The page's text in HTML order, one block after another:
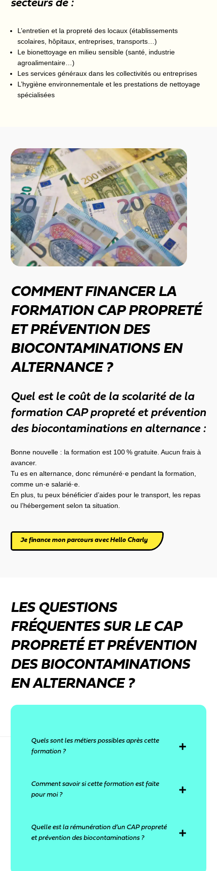
secteurs de :
L’entretien et la propreté des locaux (établissements
scolaires, hôpitaux, entreprises, transports…)
Le bionettoyage en milieu sensible (santé, industrie
agroalimentaire…)
Les services généraux dans les collectivités ou entreprises
L’hygiène environnementale et les prestations de nettoyage
spécialisées
COMMENT FINANCER LA
FORMATION CAP PROPRETÉ
ET PRÉVENTION DES
BIOCONTAMINATIONS EN
ALTERNANCE ?
Quel est le coût de la scolarité de la
formation CAP propreté et prévention
des biocontaminations en alternance :
Bonne nouvelle : la formation est 100 % gratuite. Aucun frais à
avancer.
Tu es en alternance, donc rémunéré·e pendant la formation,
comme un·e salarié·e.
En plus, tu peux bénéficier d’aides pour le transport, les repas
ou l’hébergement selon ta situation.
Je finance mon parcours avec Hello Charly
LES QUESTIONS
FRÉQUENTES SUR LE CAP
PROPRETÉ ET PRÉVENTION
DES BIOCONTAMINATIONS
EN ALTERNANCE ?
Quels sont les métiers possibles après cette
formation ?
d’entretien des locaux, technicien·ne de surface
ou encore spécialiste de l’hygiène en milieu
Comment savoir si cette formation est faite
pour moi ?
propreté des lieux, et contribuer au bien-être des
autres au quotidien ?
Quelle est la rémunération d’un CAP propreté
et prévention des biocontaminations ?